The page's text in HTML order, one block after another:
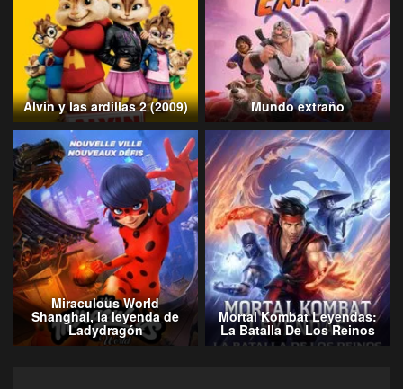
Alvin y las ardillas 2 (2009) Mundo extraño
Miraculous World
Shanghai, la leyenda de
Ladydragón
Mortal Kombat Leyendas:
La Batalla De Los Reinos